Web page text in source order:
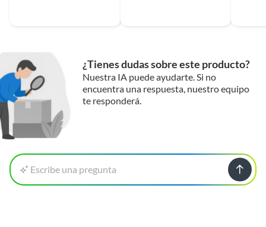
¿Tienes dudas sobre este producto?
Nuestra IA puede ayudarte. Si no
encuentra una respuesta, nuestro equipo
te responderá.
Escribe una pregunta